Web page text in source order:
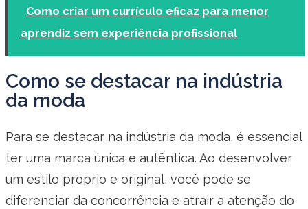
Como criar um currículo eficaz para menor
aprendiz sem experiência profissional
Como se destacar na indústria
da moda
Para se destacar na indústria da moda, é essencial
ter uma marca única e autêntica. Ao desenvolver
um estilo próprio e original, você pode se
diferenciar da concorrência e atrair a atenção do